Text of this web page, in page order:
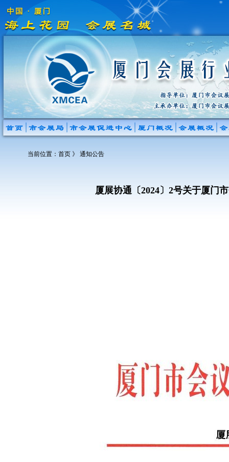
当前位置： 首页 》 通知公告
厦展协通〔2024〕2号关于厦门